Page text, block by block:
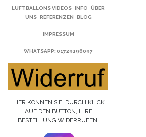
LUFTBALLONS VIDEOS INFO
ÜBER
UNS REFERENZEN BLOG
IMPRESSUM
WHATSAPP: 01729196097
HIER KÖNNEN SIE, DURCH KLICK
AUF DEN BUTTON, IHRE
BESTELLUNG WIDERRUFEN.